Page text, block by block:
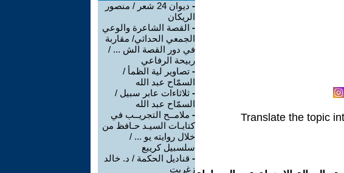
Translate the topic
-
ديوان 24 شعر / منصور
الريكان
- القصة الشاعرة والوعي
الجمعي الحداثي/ مقاربة
في دور القصة الش ... /
ربيحة الرفاعي
- تصاوير لية الظمأ /
السمّاح عبد الله
- ثلاثاءات عابر سبيل /
السمّاح عبد الله
- ملامــح التجريــب في
كتابـات السيـد حـافظ من
خلال روايته يو ... /
سلسبيل كريبع
- قناديل الحكمة / د. خالد
زغريت